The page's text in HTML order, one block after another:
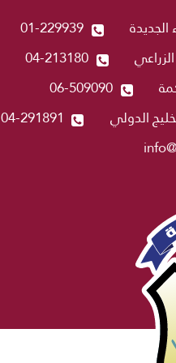
01-229939
04-213180
06-509090
الدولي
04-291891